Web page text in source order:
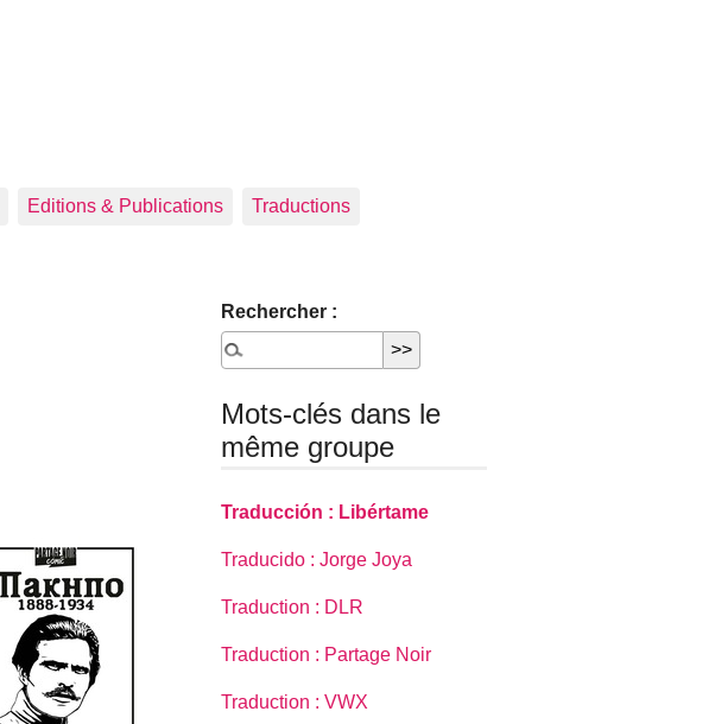
Editions & Publications Traductions
Rechercher :
Mots-clés dans le
même groupe
Traducción : Libértame
Traducido : Jorge Joya
Traduction : DLR
Traduction : Partage Noir
Traduction : VWX